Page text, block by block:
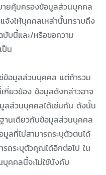
ยคุ้มครองข้อมูลส่วนบุคคล
งให้บุคคลเหล่านั้นทราบถึง
บนี้และ/หรือขอความ
ป็น
ช่ข้อมูลส่วนบุคคล แต่ถ้ารวม
ยวข้อง ข้อมูลดังกล่าวอาจ
ลส่วนบุคคลได้เช่นกัน ดังนั้น
านเดียวกับข้อมูลส่วนบุคคล
มูลที่ไม่สามารถระบุตัวตนได้
ถระบุตัวคุณได้อีกต่อไป ใน
คคลนี้จะไม่ใช้บังคับ